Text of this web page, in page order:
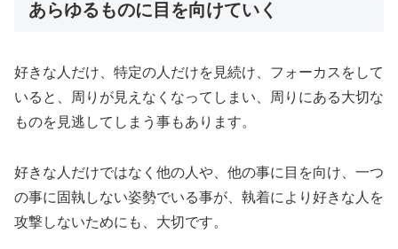
あらゆるものに目を向けていく
好きな人だけ、特定の人だけを見続け、フォーカスをして
いると、周りが見えなくなってしまい、周りにある大切な
ものを見逃してしまう事もあります。
好きな人だけではなく他の人や、他の事に目を向け、一つ
の事に固執しない姿勢でいる事が、執着により好きな人を
攻撃しないためにも、大切です。